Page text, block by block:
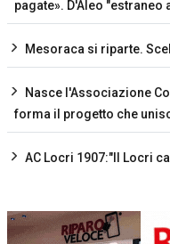
pagate». D'Aleo
Mesoraca si riparte.
Nasce l'Associazione
forma il progetto che
AC Locri 1907:"Il Locri